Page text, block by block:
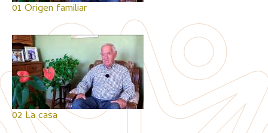
01 Origen familiar
02 La casa